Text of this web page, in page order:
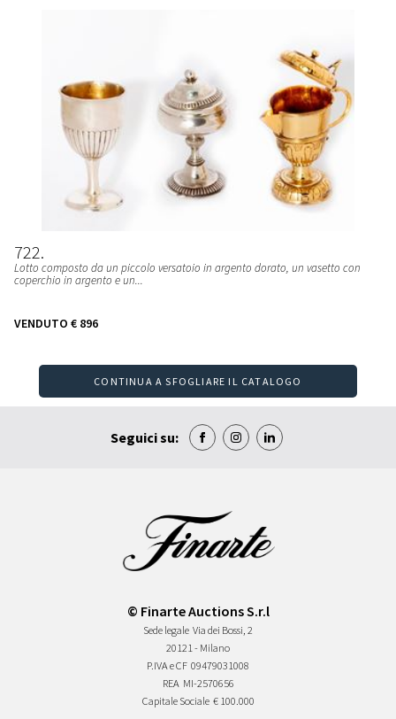
722
Lotto composto da un piccolo versatoio in argento dorato, un vasetto con
coperchio in argento e un...
VENDUTO € 896
CONTINUA A SFOGLIARE IL CATALOGO
Seguici su:
© Finarte Auctions S.r.l
Sede legale Via dei Bossi, 2
20121 - Milano
P.IVA e CF 09479031008
REA MI-2570656
Capitale Sociale € 100.000